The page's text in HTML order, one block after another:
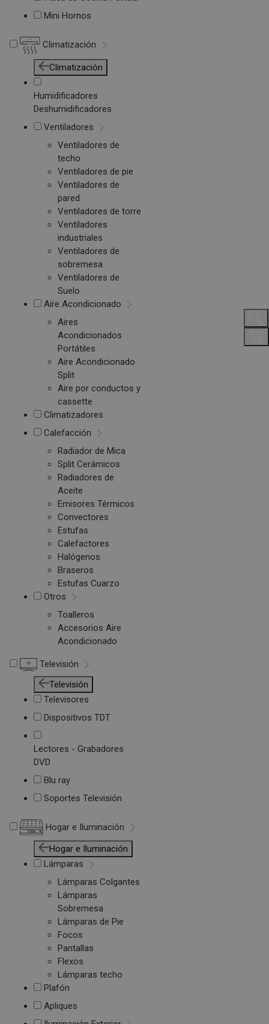
Mini Hornos
Climatización
Climatización
Humidificadores
Deshumidificadores
Ventiladores
Ventiladores de
techo
Ventiladores de pie
Ventiladores de
pared
Ventiladores de torre
Ventiladores
industriales
Ventiladores de
sobremesa
Ventiladores de
Suelo
Aire Acondicionado
Aires
Acondicionados
Portátiles
Aire Acondicionado
Split
Aire por conductos y
cassette
Climatizadores
Calefacción
Radiador de Mica
Split Cerámicos
Radiadores de
Aceite
Emisores Térmicos
Convectores
Estufas
Calefactores
Halógenos
Braseros
Estufas Cuarzo
Otros
Toalleros
Accesorios Aire
Acondicionado
Televisión
Televisión
Televisores
Dispositivos TDT
Lectores - Grabadores
DVD
Blu ray
Soportes Televisión
Hogar e Iluminación
Hogar e Iluminación
Lámparas
Lámparas Colgantes
Lámparas
Sobremesa
Lámparas de Pie
Focos
Pantallas
Flexos
Lámparas techo
Plafón
Apliques